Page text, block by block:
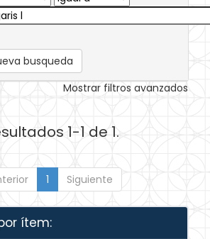
busqueda
Mostrar filtros avanzados
1-1 de 1.
1 Siguiente
ítem: